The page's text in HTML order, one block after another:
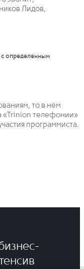
Лидов,
определенным
то в нем
«Trinion телефонии»
программиста.